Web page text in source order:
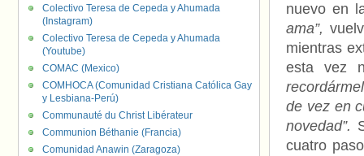
nuevo en
ama”,
mientras
esta vez
de vez en
novedad”.
cuatro
Colectivo Teresa de Cepeda y Ahumada
(Instagram)
Colectivo Teresa de Cepeda y Ahumada
(Youtube)
COMAC (Mexico)
COMHOCA (Comunidad Cristiana Católica Gay
y Lesbiana-Perú)
Communauté du Christ Libérateur
Communion Béthanie (Francia)
Comunidad Anawin (Zaragoza)